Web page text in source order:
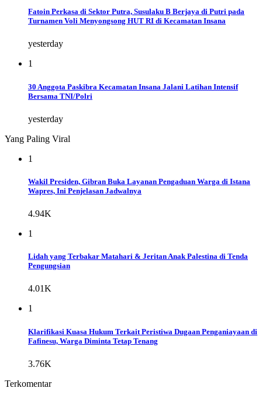
Fatoin Perkasa di Sektor Putra, Susulaku B Berjaya di Putri pada
Turnamen Voli Menyongsong HUT RI di Kecamatan Insana
yesterday
1
30 Anggota Paskibra Kecamatan Insana Jalani Latihan Intensif
Bersama TNI/Polri
yesterday
Yang Paling Viral
1
Wakil Presiden, Gibran Buka Layanan Pengaduan Warga di Istana
Wapres, Ini Penjelasan Jadwalnya
4.94K
1
Lidah yang Terbakar Matahari & Jeritan Anak Palestina di Tenda
Pengungsian
4.01K
1
Klarifikasi Kuasa Hukum Terkait Peristiwa Dugaan Penganiayaan di
Fafinesu, Warga Diminta Tetap Tenang
3.76K
Terkomentar